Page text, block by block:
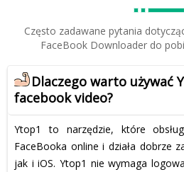
Często zadawane pytania
FaceBook Downloader do
Dlaczego warto używać
facebook video?
Ytop1 to narzędzie, które
FaceBooka online i działa dobrze
jak i iOS. Ytop1 nie wymaga